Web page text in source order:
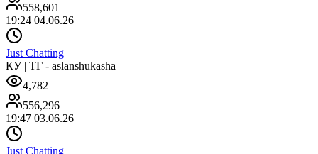
558,601
19:24 04.06.26
Just Chatting
КУ | ТГ - aslanshukasha
4,782
556,296
19:47 03.06.26
Just Chatting